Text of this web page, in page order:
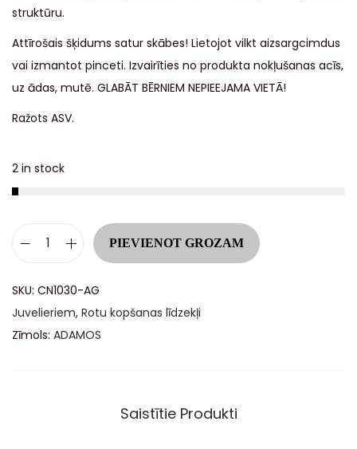
struktūru.
Attīrošais šķidums satur skābes! Lietojot vilkt aizsargcimdus
vai izmantot pinceti. Izvairīties no produkta nokļušanas acīs,
uz ādas, mutē. GLABĀT BĒRNIEM NEPIEEJAMA VIETĀ!
Ražots ASV.
2 in stock
PIEVIENOT GROZAM
SKU: CN1030-AG
Juvelieriem, Rotu kopšanas līdzekļi
Zīmols: ADAMOS
Saistītie Produkti